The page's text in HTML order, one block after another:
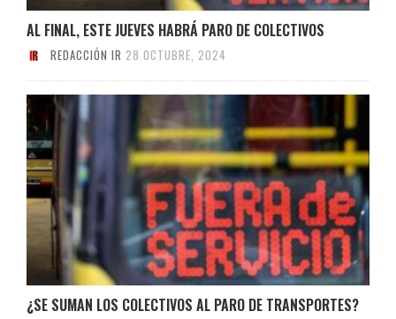
AL FINAL, ESTE JUEVES HABRÁ PARO DE COLECTIVOS
REDACCIÓN IR 28 OCTUBRE, 2024
¿SE SUMAN LOS COLECTIVOS AL PARO DE TRANSPORTES?